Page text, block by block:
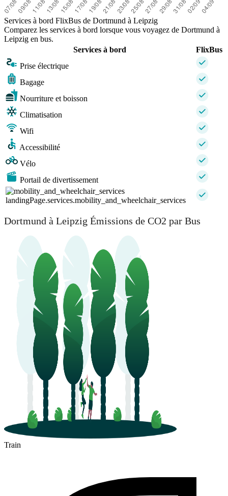
Services à bord FlixBus de Dortmund à Leipzig
Comparez les services à bord lorsque vous voyagez de Dortmund à
Leipzig en bus.
Services à bord
FlixBus
Prise électrique
Bagage
Nourriture et boisson
Climatisation
Wifi
Accessibilité
Vélo
Portail de divertissement
landingPage.services.mobility_and_wheelchair_services
Dortmund à Leipzig Émissions de CO2 par Bus
Train